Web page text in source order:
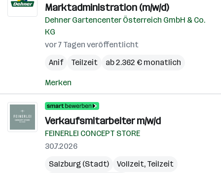
Marktadministration (m/w/d)
Dehner Gartencenter Österreich GmbH & Co.
KG
vor 7 Tagen veröffentlicht
Anif
Teilzeit ab 2.362 € monatlich
Merken
Verkaufsmitarbeiter m/w/d
FEINERLEI CONCEPT STORE
30.7.2026
Salzburg (Stadt)
Vollzeit, Teilzeit